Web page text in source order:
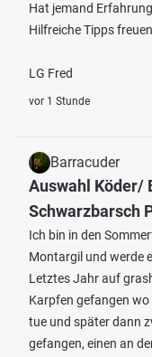
Hat jemand
Hilfreiche Tipps
LG Fred
vor 1 Stunde
Barracuder
Auswahl Köder/
Schwarzbarsch
Ich bin in den
Montargil und werde
Letztes Jahr auf
Karpfen gefangen
tue und später dann
gefangen, einen an